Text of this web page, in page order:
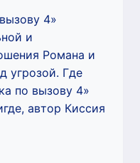
4»
и
Романа и
угрозой. Где
по вызову 4»
автор Киссия